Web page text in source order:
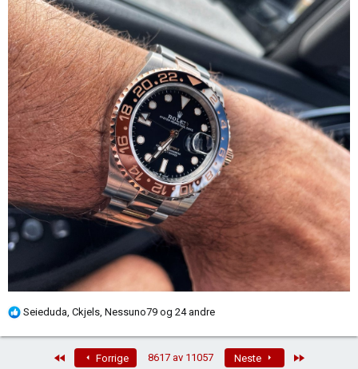
:
R
Seieduda, Ckjels, Nessuno79 og 24 andre
Forrige 8617 av 11057 Neste